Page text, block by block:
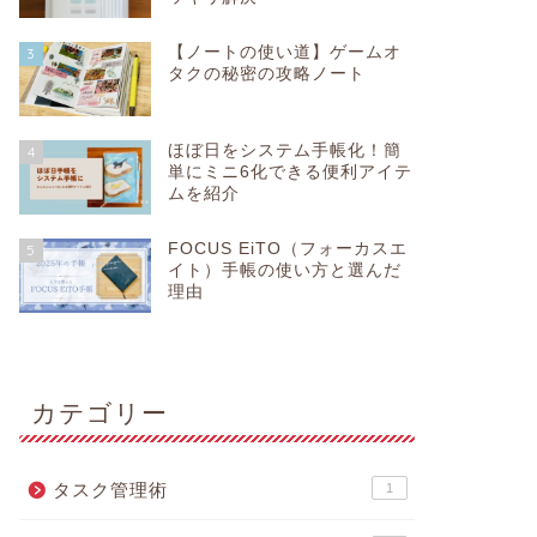
3
【ノートの使い道】ゲームオ
タクの秘密の攻略ノート
4
ほぼ日をシステム手帳化！簡
単にミニ6化できる便利アイテ
ムを紹介
5
FOCUS EiTO（フォーカスエ
イト）手帳の使い方と選んだ
理由
カテゴリー
タスク管理術 1